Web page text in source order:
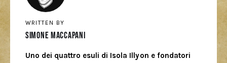
WRITTEN BY
Simone Maccapani
Uno dei quattro esuli di Isola Illyon e fondatori